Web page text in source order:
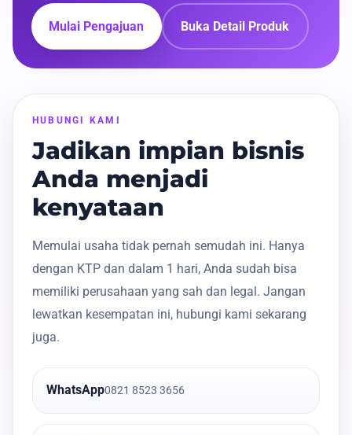
Mulai Pengajuan Buka Detail Produk
HUBUNGI KAMI
Jadikan impian bisnis
Anda menjadi
kenyataan
Memulai usaha tidak pernah semudah ini. Hanya
dengan KTP dan dalam 1 hari, Anda sudah bisa
memiliki perusahaan yang sah dan legal. Jangan
lewatkan kesempatan ini, hubungi kami sekarang
juga.
WhatsApp0821 8523 3656